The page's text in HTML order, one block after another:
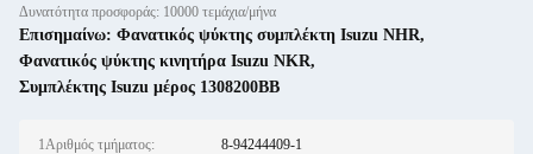
Δυνατότητα προσφοράς: 10000 τεμάχια/μήνα
Επισημαίνω: Φανατικός ψύκτης συμπλέκτη Isuzu NHR,
Φανατικός ψύκτης κινητήρα Isuzu NKR,
Συμπλέκτης Isuzu μέρος 1308200BB
1Αριθμός τμήματος: 8-94244409-1